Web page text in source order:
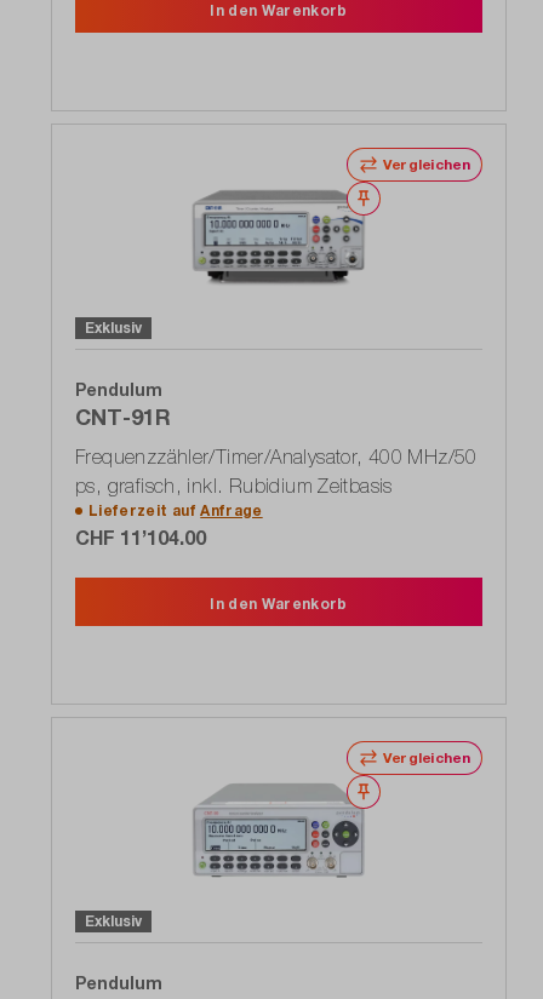
In den Warenkorb
Vergleichen
Merken
Exklusiv
Pendulum
CNT-91R
Frequenzzähler/Timer/Analysator, 400 MHz/50
ps, grafisch, inkl. Rubidium Zeitbasis
Lieferzeit aufAnfrage
CHF 11’104.00
In den Warenkorb
Vergleichen
Merken
Exklusiv
Pendulum